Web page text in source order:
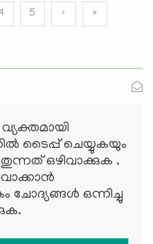
5 › »
ടൈപ്പ് ചെയ്യുകയും
ഒഴിവാക്കുക .
ചോദ്യങ്ങള്‍ ഒന്നിച്ചു